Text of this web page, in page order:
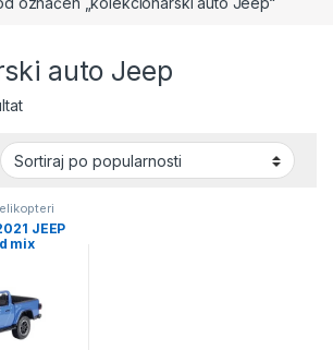
auto Jeep
JEEP
mix